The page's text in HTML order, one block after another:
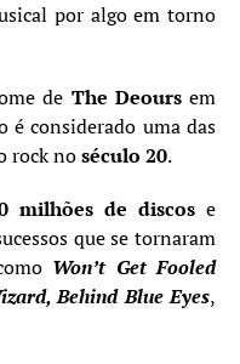
por algo em torno
de The Deoursem
considerado uma das
rock noséculo 20.
milhões de discose
que se tornaram
Won’t Get Fooled
Behind Blue Eyes,